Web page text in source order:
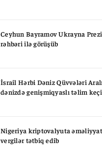
Ceyhun Bayramov Ukrayna
rəhbəri ilə görüşüb
İsrail Hərbi Dəniz Qüvvələri
dənizdə genişmiqyaslı təlim
Nigeriya kriptovalyuta
vergilər tətbiq edib